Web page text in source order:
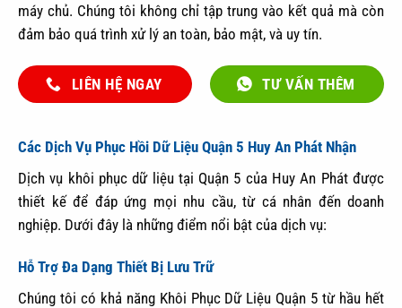
máy chủ. Chúng tôi không chỉ tập trung vào kết quả mà còn
đảm bảo quá trình xử lý an toàn, bảo mật, và uy tín.
LIÊN HỆ NGAY TƯ VẤN THÊM
Các Dịch Vụ Phục Hồi Dữ Liệu Quận 5 Huy An Phát Nhận
Dịch vụ khôi phục dữ liệu tại Quận 5 của Huy An Phát được
thiết kế để đáp ứng mọi nhu cầu, từ cá nhân đến doanh
nghiệp. Dưới đây là những điểm nổi bật của dịch vụ:
Hỗ Trợ Đa Dạng Thiết Bị Lưu Trữ
Chúng tôi có khả năng Khôi Phục Dữ Liệu Quận 5 từ hầu hết